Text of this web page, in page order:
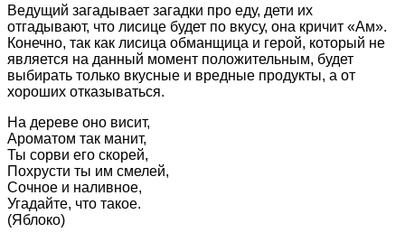
Ведущий загадывает загадки про еду, дети их
отгадывают, что лисице будет по вкусу, она кричит «Ам».
Конечно, так как лисица обманщица и герой, который не
является на данный момент положительным, будет
выбирать только вкусные и вредные продукты, а от
хороших отказываться.
На дереве оно висит,
Ароматом так манит,
Ты сорви его скорей,
Похрусти ты им смелей,
Сочное и наливное,
Угадайте, что такое.
(Яблоко)